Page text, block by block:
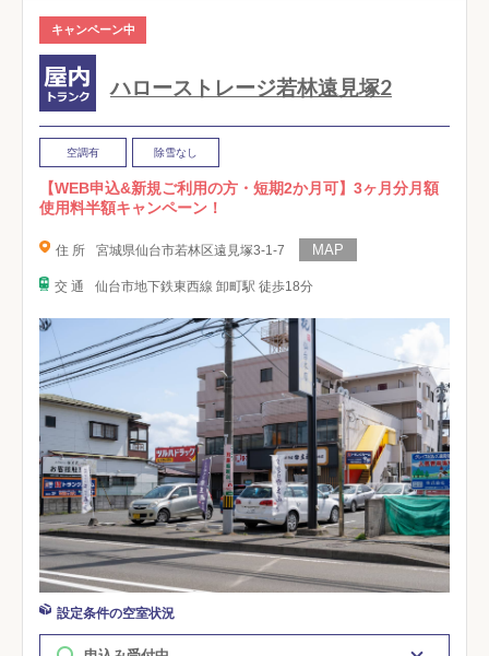
キャンペーン中
ハローストレージ若林遠見塚2
空調有 除雪なし
【WEB申込&新規ご利用の方・短期2か月可】3ヶ月分月額
使用料半額キャンペーン！
住 所 宮城県仙台市若林区遠見塚3-1-7
交 通 仙台市地下鉄東西線 卸町駅 徒歩18分
設定条件の空室状況